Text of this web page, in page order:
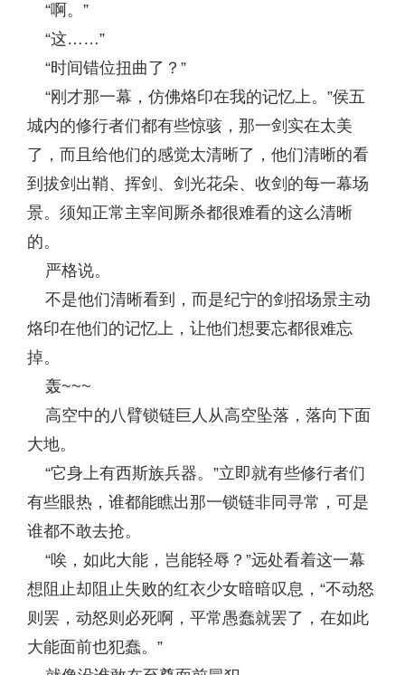
“啊。”
“这……”
“时间错位扭曲了？”
“刚才那一幕，仿佛烙印在我的记忆上。”侯五
城内的修行者们都有些惊骇，那一剑实在太美
了，而且给他们的感觉太清晰了，他们清晰的看
到拔剑出鞘、挥剑、剑光花朵、收剑的每一幕场
景。须知正常主宰间厮杀都很难看的这么清晰
的。
严格说。
不是他们清晰看到，而是纪宁的剑招场景主动
烙印在他们的记忆上，让他们想要忘都很难忘
掉。
轰~~~
高空中的八臂锁链巨人从高空坠落，落向下面
大地。
“它身上有西斯族兵器。”立即就有些修行者们
有些眼热，谁都能瞧出那一锁链非同寻常，可是
谁都不敢去抢。
“唉，如此大能，岂能轻辱？”远处看着这一幕
想阻止却阻止失败的红衣少女暗暗叹息，“不动怒
则罢，动怒则必死啊，平常愚蠢就罢了，在如此
大能面前也犯蠢。”